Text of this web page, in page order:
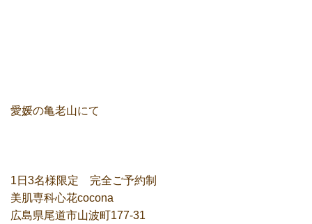
愛媛の亀老山にて
1日3名様限定 完全ご予約制
美肌専科心花cocona
広島県尾道市山波町177-31